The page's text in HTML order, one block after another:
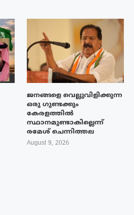
ജനങ്ങളെ വെല്ലുവിളിക്കുന്ന
ഒരു ഗുണ്ടക്കും
കേരളത്തിൽ
സ്ഥാനമുണ്ടാകില്ലെന്ന്
രമേശ് ചെന്നിത്തല
August 9, 2026